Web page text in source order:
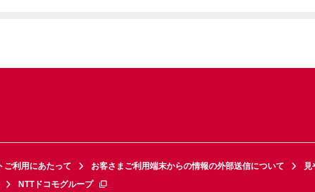
ご利用にあたって お客さまご利用端末からの情報の外部送信について
見
NTTドコモグループ